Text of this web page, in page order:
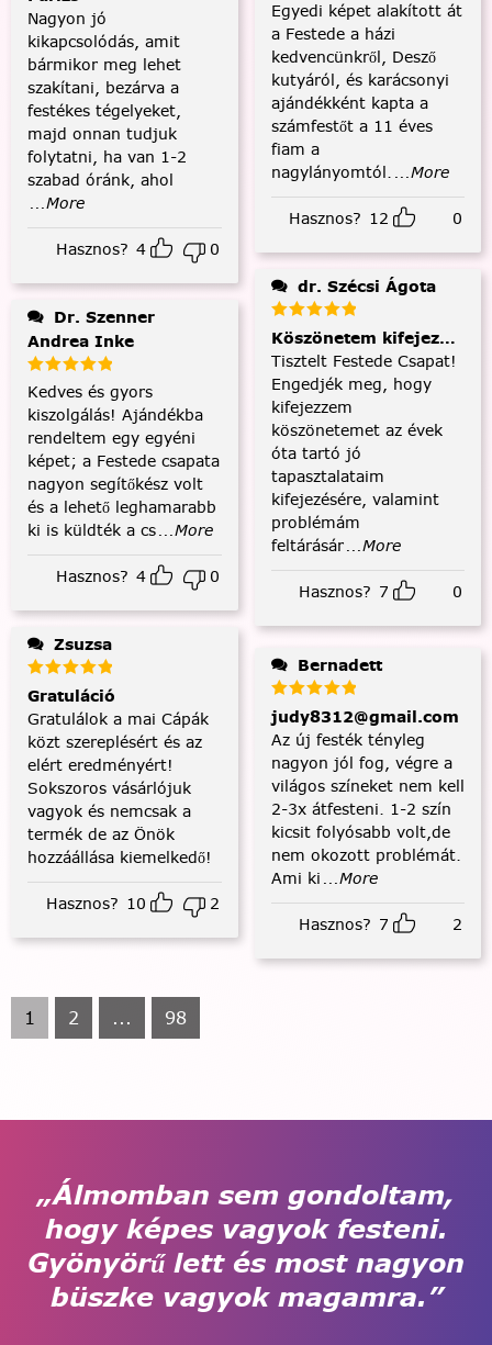
Nagyon jó
kikapcsolódás, amit
bármikor meg lehet
szakítani, bezárva a
festékes tégelyeket,
majd onnan tudjuk
folytatni, ha van 1-2
szabad óránk, ahol
...More
Hasznos? 4 0
Andrea Inke
Kedves és gyors
kiszolgálás! Ajándékba
rendeltem egy egyéni
képet; a Festede csapata
nagyon segítőkész volt
és a lehető leghamarabb
ki is küldték a cs...More
Hasznos? 4 0
Zsuzsa
Gratuláció
Gratulálok a mai Cápák
közt szereplésért és az
elért eredményért!
Sokszoros vásárlójuk
vagyok és nemcsak a
termék de az Önök
hozzáállása kiemelkedő!
Hasznos? 10 2
Egyedi képet alakított át
a Festede a házi
kedvencünkről, Desző
kutyáról, és karácsonyi
ajándékként kapta a
számfestőt a 11 éves
fiam a
nagylányomtól. ...More
Hasznos? 12 0
dr. Szécsi Ágota
Köszönetem kifejezése
Tisztelt Festede Csapat!
Engedjék meg, hogy
kifejezzem
köszönetemet az évek
óta tartó jó
tapasztalataim
kifejezésére, valamint
problémám
feltárásár...More
Hasznos? 7 0
Bernadett
judy8312@gmail.com
Az új festék tényleg
nagyon jól fog, végre a
világos színeket nem kell
2-3x átfesteni. 1-2 szín
kicsit folyósabb volt,de
nem okozott problémát.
Ami ki ...More
Hasznos? 7 2
1 2 ... 98
„Álmomban sem gondoltam,
hogy képes vagyok festeni.
Gyönyörű lett és most nagyon
büszke vagyok magamra.”